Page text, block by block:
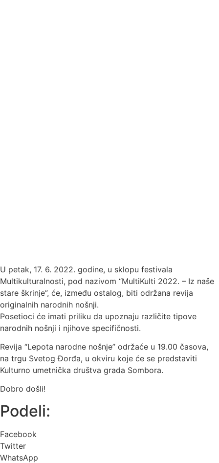
U petak, 17. 6. 2022. godine, u sklopu festivala
Multikulturalnosti, pod nazivom “MultiKulti 2022. – Iz naše
stare škrinje”, će, između ostalog, biti održana revija
originalnih narodnih nošnji.
Posetioci će imati priliku da upoznaju različite tipove
narodnih nošnji i njihove specifičnosti.
Revija “Lepota narodne nošnje” održaće u 19.00 časova,
na trgu Svetog Đorđa, u okviru koje će se predstaviti
Kulturno umetnička društva grada Sombora.
Dobro došli!
Podeli:
Facebook
Twitter
WhatsApp